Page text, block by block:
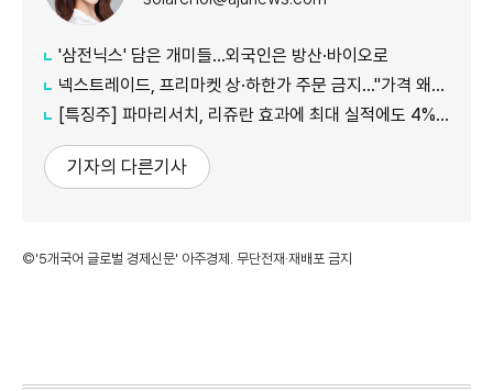
'삼전닉스' 담은 개미들…외국인은 방산·바이오로
넥스트레이드, 프리마켓 상·하한가 주문 금지…"가격 왜곡 방지"
[특징주] 파마리서치, 리쥬란 효과에 최대 실적에도 4%대 약세
기자의 다른기사
©'5개국어 글로벌 경제신문' 아주경제. 무단전재·재배포 금지